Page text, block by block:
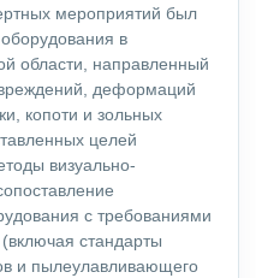
мероприятий был
в
области, направленный
деформаций
копоти и зольных
целей
визуально-
с требованиями
стандарты
и пылеулавливающего